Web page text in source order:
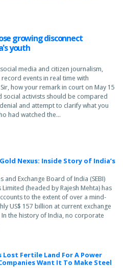
growing disconnect
youth
media and citizen journalism,
events in real time with
how your remark in court on May 15
activists should be compared
and attempt to clarify what you
had watched the...
Nexus: Inside Story of India’s
Exchange Board of India (SEBI)
(headed by Rajesh Mehta) has
to the extent of over a mind-
US$ 157 billion at current exchange
the history of India, no corporate
Lost Fertile Land For A Power
Want It To Make Steel